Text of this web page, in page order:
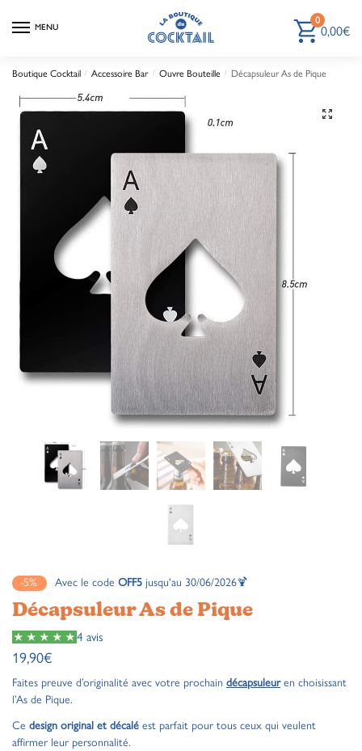
MENU
0
0,00€
Boutique Cocktail / Accessoire Bar / Ouvre Bouteille / Décapsuleur As de Pique
🔍
-5% Avec le code OFF5 jusqu'au 30/06/2026🍹
Décapsuleur As de Pique
4 avis
19,90€
Faites preuve d’originalité avec votre prochain décapsuleuren choisissant
l’As de Pique.
Ce design original et décalé est parfait pour tous ceux qui veulent
affirmer leur personnalité.